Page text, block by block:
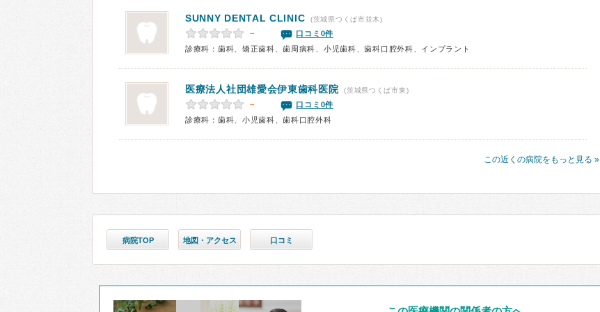
SUNNY DENTAL CLINIC (茨城県つくば市並木)
－
口コミ0件
診療科：歯科、矯正歯科、歯周病科、小児歯科、歯科口腔外科、インプラント
医療法人社団雄愛会伊東歯科医院 (茨城県つくば市東)
－
口コミ0件
診療科：歯科、小児歯科、歯科口腔外科
この近くの病院をもっと見る »
病院TOP 地図・アクセス 口コミ